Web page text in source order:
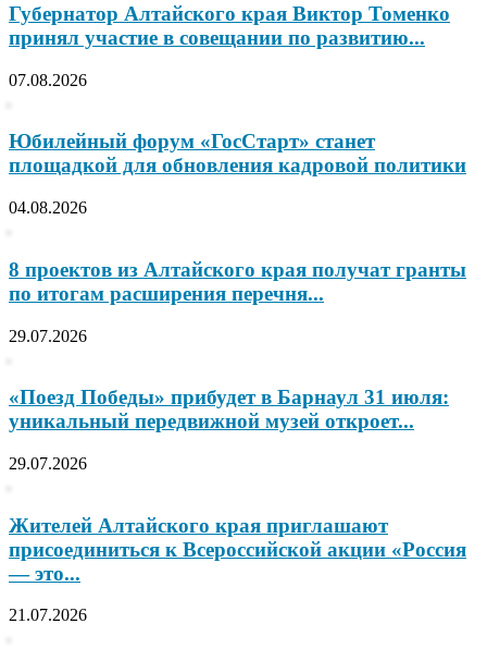
Губернатор Алтайского края Виктор Томенко
принял участие в совещании по развитию...
07.08.2026
Юбилейный форум «ГосСтарт» станет
площадкой для обновления кадровой политики
04.08.2026
8 проектов из Алтайского края получат гранты
по итогам расширения перечня...
29.07.2026
«Поезд Победы» прибудет в Барнаул 31 июля:
уникальный передвижной музей откроет...
29.07.2026
Жителей Алтайского края приглашают
присоединиться к Всероссийской акции «Россия
— это...
21.07.2026